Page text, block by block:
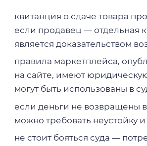
квитанция о сдаче товара
если продавец — отдельная
является доказательством
правила маркетплейса,
на сайте, имеют
могут быть использованы в
если деньги не возвращены
можно требовать неустойку
не стоит бояться суда —